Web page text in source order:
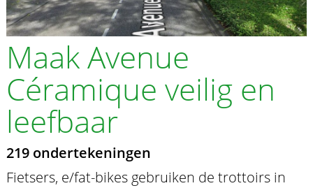
Maak Avenue
Céramique veilig en
leefbaar
219 ondertekeningen
Fietsers, e/fat-bikes gebruiken de trottoirs in